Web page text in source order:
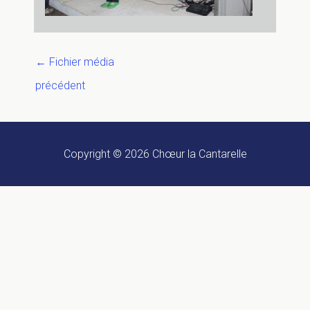
← Fichier média
précédent
Copyright © 2026 Chœur la Cantarelle